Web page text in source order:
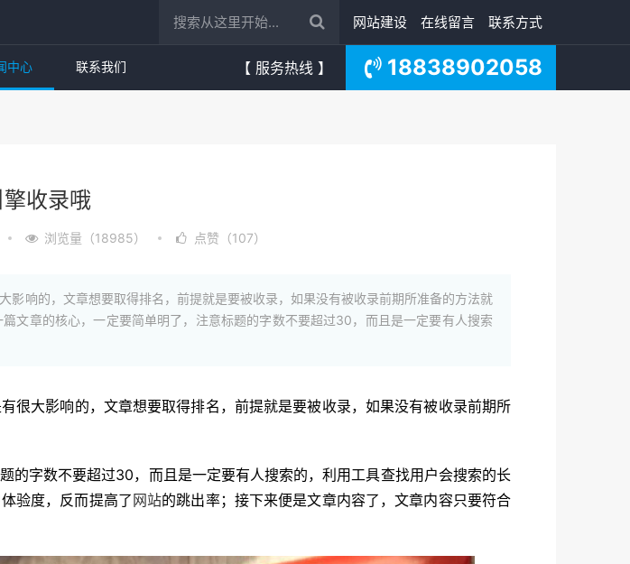
网站建设 在线留言 联系方式
中心 联系我们 【 服务热线 】 18838902058
收录哦
浏览量（18985） 点赞（107）
响的，文章想要取得排名，前提就是要被收录，如果没有被收录前期所准备的方法就
文章的核心，一定要简单明了，注意标题的字数不要超过30，而且是一定要有人搜索
很大影响的，文章想要取得排名，前提就是要被收录，如果没有被收录前期所
字数不要超过30，而且是一定要有人搜索的，利用工具查找用户会搜索的长
验度，反而提高了 网站的跳出率；接下来便是文章内容了，文章内容只要符合